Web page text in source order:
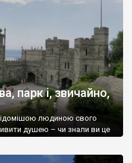
парк і, звичайно,
людиною свого
душею – чи знали ви це